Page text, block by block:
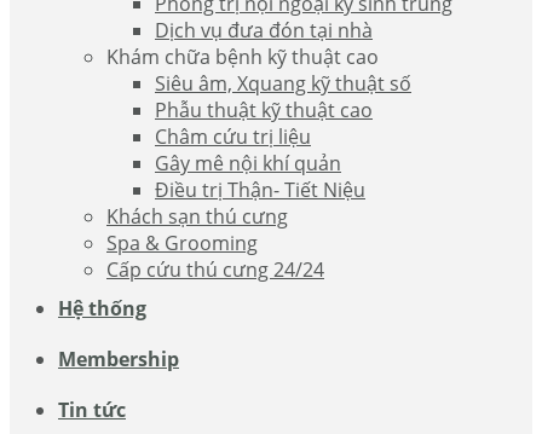
Dịch vụ đưa đón tại nhà
Khám chữa bệnh kỹ thuật cao
Siêu âm, Xquang kỹ thuật số
Phẫu thuật kỹ thuật cao
Châm cứu trị liệu
Gây mê nội khí quản
Điều trị Thận- Tiết Niệu
Khách sạn thú cưng
Spa & Grooming
Cấp cứu thú cưng 24/24
Hệ thống
Membership
Tin tức